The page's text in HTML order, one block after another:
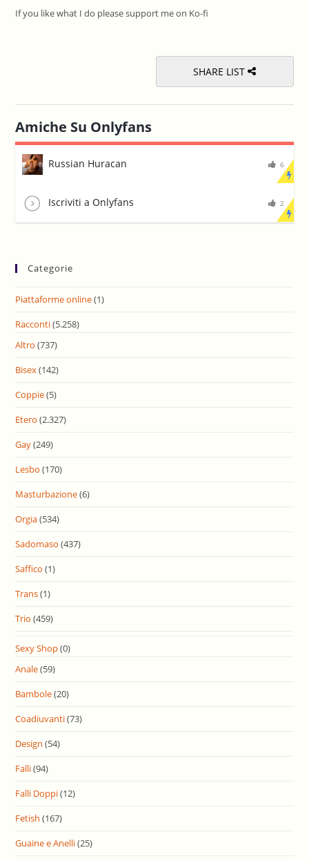
If you like what I do please support me on Ko-fi
SHARE LIST
Amiche Su Onlyfans
Russian Huracan 6
Iscriviti a Onlyfans 2
Categorie
Piattaforme online(1)
Racconti(5.258)
Altro (737)
Bisex(142)
Coppie(5)
Etero (2.327)
Gay(249)
Lesbo (170)
Masturbazione(6)
Orgia(534)
Sadomaso (437)
Saffico (1)
Trans(1)
Trio (459)
Sexy Shop(0)
Anale(59)
Bambole(20)
Coadiuvanti(73)
Design (54)
Falli(94)
Falli Doppi(12)
Fetish (167)
Guaine e Anelli(25)